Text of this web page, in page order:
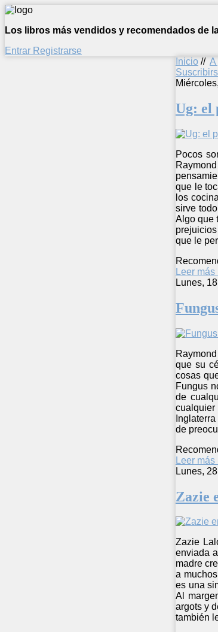
Los libros más vendidos y recomendados de
Entrar Registrarse
Inicio // A
Ug: el
Pocos
que le
los
sirve
Algo que
que le
Leer más
Lunes,
que su
cosas
Fungus
de
cualquier
de
Leer más
Lunes,
Zazie
Zazie
enviada
madre
a
es una
Al
argots y
también